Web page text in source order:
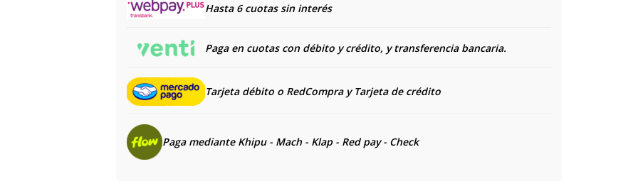
Hasta 6 cuotas sin interés
Paga en cuotas con débito y crédito, y transferencia bancaria.
Tarjeta débito o RedCompra y Tarjeta de crédito
Paga mediante Khipu - Mach - Klap - Red pay - Check